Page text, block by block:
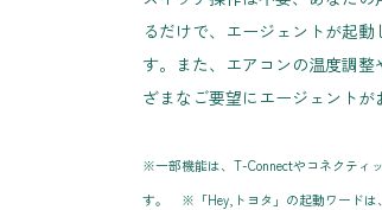
るだけで、エージェントが起
す。また、エアコンの温度調
ざまなご要望にエージェントが
※一部機能は、T-Connectやコネクティ
す。 ※「Hey,トヨタ」の起動ワードは